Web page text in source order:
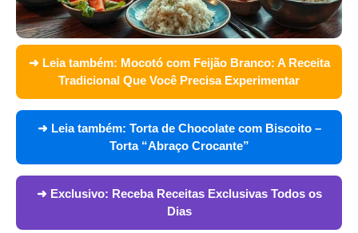
➜ Leia também: Mocotó com Feijão Branco: A Receita
Tradicional Que Você Precisa Experimentar
➜ Leia também: Torta de Chocolate com Biscoito –
Torta “Abraço Crocante”
➜ Exclusivo: Receba Receitas Exclusivas Todos os
Dias